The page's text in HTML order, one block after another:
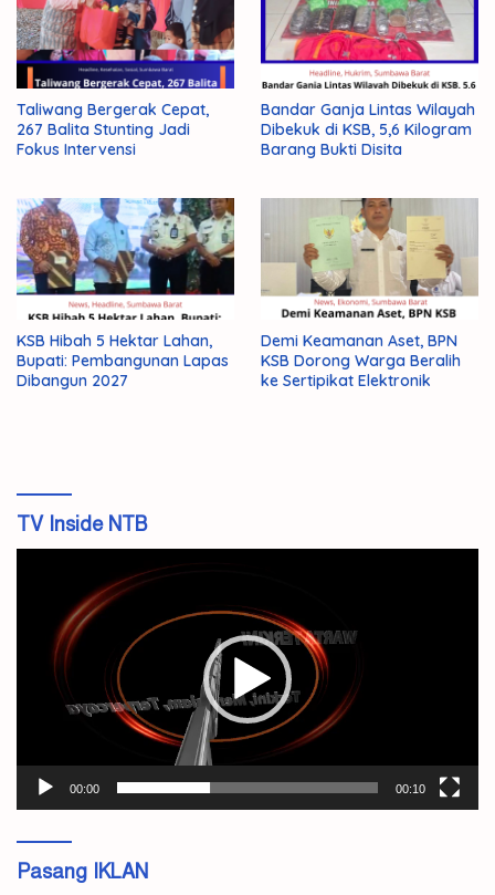
Taliwang Bergerak Cepat,
267 Balita Stunting Jadi
Fokus Intervensi
Bandar Ganja Lintas Wilayah
Dibekuk di KSB, 5,6 Kilogram
Barang Bukti Disita
KSB Hibah 5 Hektar Lahan,
Bupati: Pembangunan Lapas
Dibangun 2027
Demi Keamanan Aset, BPN
KSB Dorong Warga Beralih
ke Sertipikat Elektronik
TV Inside NTB
00:00 00:10
Pasang IKLAN